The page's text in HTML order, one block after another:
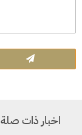
اخبار ذات صلة